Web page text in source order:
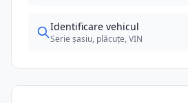
Identificare vehicul
Serie șasiu, plăcuțe, VIN